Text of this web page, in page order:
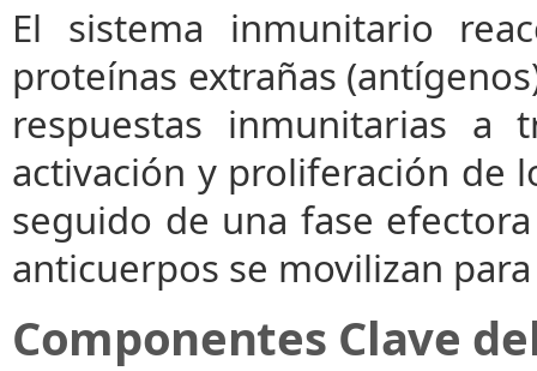
El sistema inmunitario
proteínas extrañas
respuestas inmunitarias a
activación y proliferación de
seguido de una fase
anticuerpos se movilizan
Componentes Clave